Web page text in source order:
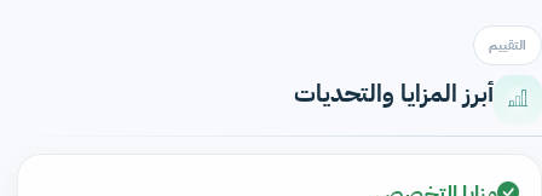
التقييم
أبرز المزايا والتحديات